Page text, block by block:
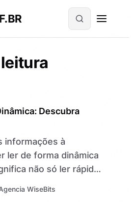
Descubra
informações à
ler de forma dinâmica
não só ler rápido,
ver como
WiseBits